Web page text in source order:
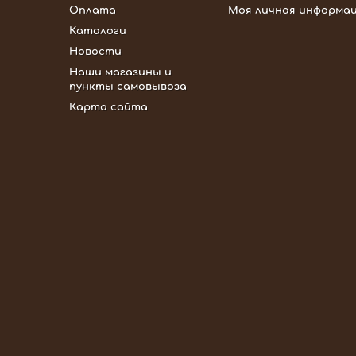
Оплата
Каталоги
Новости
Наши магазины и
пункты самовывоза
Карта сайта
Моя личная